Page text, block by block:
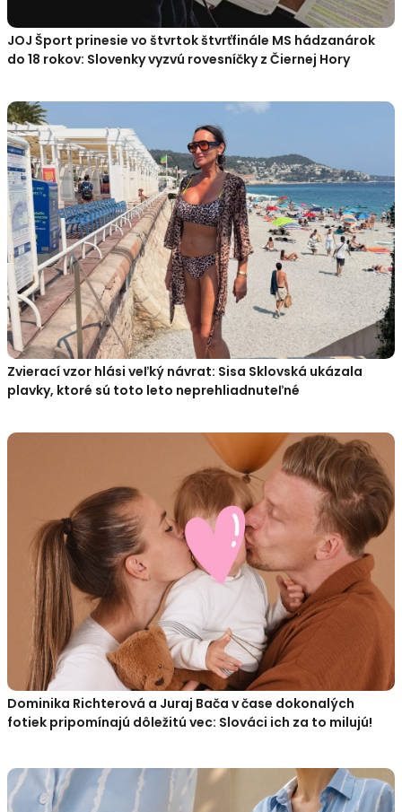
JOJ Šport prinesie vo štvrtok štvrťfinále MS hádzanárok
do 18 rokov: Slovenky vyzvú rovesníčky z Čiernej Hory
Zvierací vzor hlási veľký návrat: Sisa Sklovská ukázala
plavky, ktoré sú toto leto neprehliadnuteľné
Dominika Richterová a Juraj Bača v čase dokonalých
fotiek pripomínajú dôležitú vec: Slováci ich za to milujú!